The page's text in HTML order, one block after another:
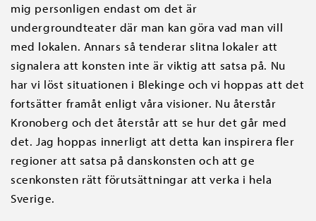
mig personligen endast om det är
undergroundteater där man kan göra vad man vill
med lokalen. Annars så tenderar slitna lokaler att
signalera att konsten inte är viktig att satsa på. Nu
har vi löst situationen i Blekinge och vi hoppas att det
fortsätter framåt enligt våra visioner. Nu återstår
Kronoberg och det återstår att se hur det går med
det. Jag hoppas innerligt att detta kan inspirera fler
regioner att satsa på danskonsten och att ge
scenkonsten rätt förutsättningar att verka i hela
Sverige.